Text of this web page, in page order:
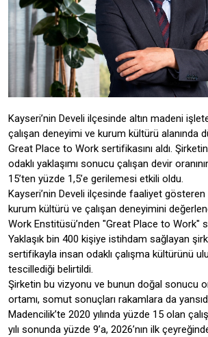
Kayseri’nin Develi ilçesinde altın madeni
çalışan deneyimi ve kurum kültürü alanında
Great Place to Work sertifikasını aldı.
odaklı yaklaşımı sonucu çalışan devir
15’ten yüzde 1,5’e gerilemesi etkili oldu.
Kayseri’nin Develi ilçesinde faaliyet
kurum kültürü ve çalışan deneyimini
Work Enstitüsü’nden "Great Place to Work"
Yaklaşık bin 400 kişiye istihdam sağlayan
sertifikayla insan odaklı çalışma kültürünü
tescillediği belirtildi.
Şirketin bu vizyonu ve bunun doğal sonucu
ortamı, somut sonuçları rakamlara da
Madencilik’te 2020 yılında yüzde 15 olan
yılı sonunda yüzde 9’a, 2026’nın ilk